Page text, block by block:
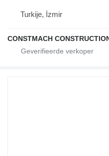
Turkije, İzmir
CONSTMACH